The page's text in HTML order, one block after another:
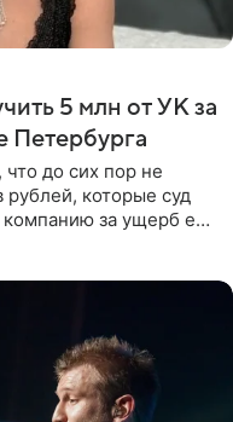
5 млн от УК за
Петербурга
до сих пор не
которые суд
за ущерб ее